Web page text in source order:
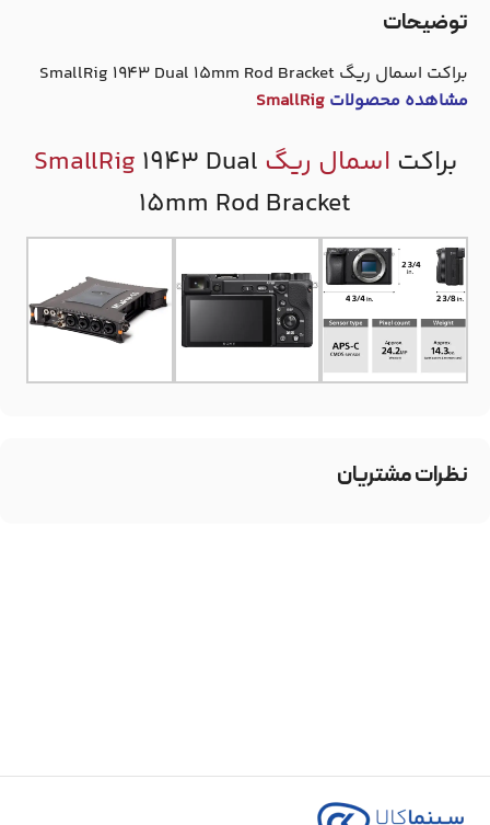
توضیحات
براکت اسمال ریگ SmallRig 1943 Dual 15mm Rod Bracket
مشاهده محصولات SmallRig
براکت اسمال ریگ SmallRig 1943 Dual
15mm Rod Bracket
نظرات مشتریان